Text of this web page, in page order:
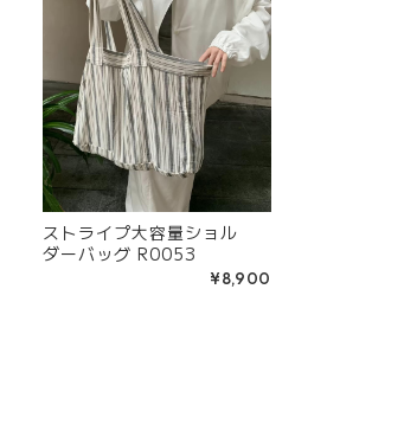
ストライプ大容量ショル
ダーバッグ R0053
¥8,900